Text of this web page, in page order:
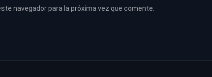
navegador para la próxima vez que comente.